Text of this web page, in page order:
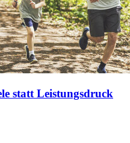
statt Leistungsdruck